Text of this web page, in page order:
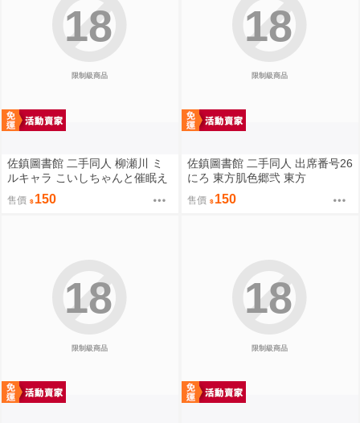
限制級商品
18
佐鎮圖書館 二手同人 柳瀬川 ミ
ルキャラ こいしちゃんと催眠え
っち 2 東方
售價 150
限制級商品
18
佐鎮圖書館 二手同人 出席番号26
にろ 東方肌色郷弐 東方
售價 150
限制級商品
18
限制級商品
18